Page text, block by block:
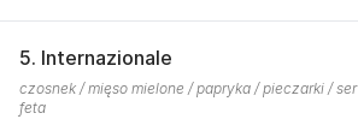
5. Internazionale
czosnek / mięso mielone / papryka / pieczarki / ser
feta